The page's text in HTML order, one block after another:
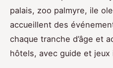
palais, zoo palmyre, ile
accueillent des
chaque tranche d’âge et
hôtels, avec guide et jeux